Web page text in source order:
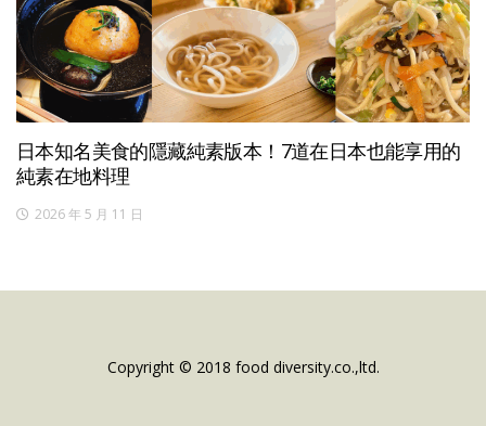
日本知名美食的隱藏純素版本！7道在日本也能享用的
純素在地料理
2026 年 5 月 11 日
Copyright © 2018 food diversity.co.,ltd.